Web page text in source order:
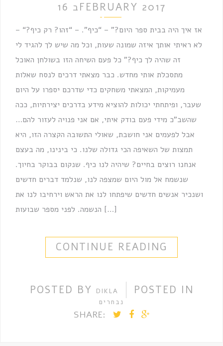
16 בFEBRUARY 2017
– “אז איך היה בבית ספר היום?” – “כיף”. – “זהו? רק כיף?
לא ראיתי אותך איזה שמונה שעות, וכל מה שיש לך להגיד לי
זה שהיה לך כיף?” כל פעם השיחה הזו בשולחן האוכל
מתסכלת אותי מחדש. כבר מצאתי דרכים לנסח שאלות
מעמיקות, המצאתי משחקים כדי שדרכם יספרו על היום
שעבר, ופיתחתי יכולות להוציא מידע בדרכים יצירתיות, ככה
שהשב”כ מידי פעם בודק איתי, אם אני פנויה לעזור להם…
אבל לפעמים אני חושבת, שאולי התשובה הקצרה הזו, היא
תמצות של השאיפה הכי גדולה שלנו. כי בינינו, מה בעצם
אנחנו רוצים בחיים? שיהיה לנו כיף. שנקום בבוקר בחיוך.
שנשמח אל מול היום שמצפה לנו, שנלמד דברים חדשים
ושנכיר אנשים חדשים שיפתחו לנו את הראש וירחיבו לנו את
הנשמה. לפני מספר שבועות […]
CONTINUE READING
POSTED BY DIKLA POSTED IN
נבחרים
SHARE: